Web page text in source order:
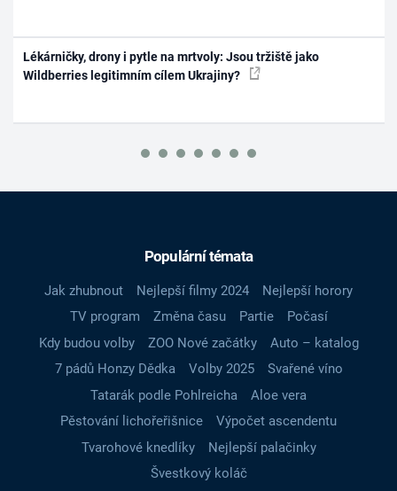
Lékárničky, drony i pytle na mrtvoly: Jsou tržiště jako
Wildberries legitimním cílem Ukrajiny?
Populární témata
Jak zhubnout Nejlepší filmy 2024
Nejlepší horory
TV program
Změna času Partie
Počasí
Kdy budou volby
ZOO Nové začátky
Auto – katalog
7 pádů Honzy Dědka
Volby 2025
Svařené víno
Tatarák podle Pohlreicha
Aloe vera
Pěstování lichořeřišnice
Výpočet ascendentu
Tvarohové knedlíky
Nejlepší palačinky
Švestkový koláč